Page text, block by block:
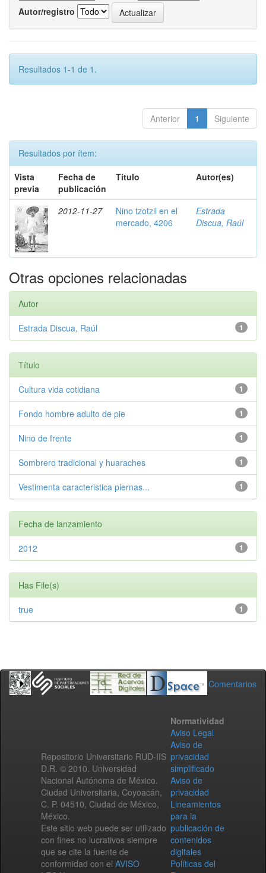
Autor/registro
Resultados 1-1 de 1.
Anterior 1 Siguiente
Resultados por ítem:
Vista
previa
Fecha de
publicación
Título Autor(es)
2012-11-27
Nino tzotzil en el
mercado, 4206
Estrada
Discua, Raúl
Otras opciones relacionadas
Autor
1
Estrada Discua, Raúl
Título
1
Cultura vida cotidiana
1
Fondo hombre adulto de pie
1
Nino de frente
1
Sombrero tradicional y huaraches
1
Vestimenta caracteristica piernas...
Fecha de lanzamiento
1
2012
Has File(s)
1
true
Comentarios
Repositorio Universitario RUD-IIS
D.R. © 2010. Universidad
Nacional Autónoma de México.
Ciudad Universitaria, Coyoacán,
C. P. 04510, Ciudad de México,
México.
Este sitio web puede ser utilizado
con fines no lucrativos siempre
que se cite la fuente de
conformidad con el AVISO
Normatividad
Aviso Legal
Aviso de
privacidad
simplificado
Aviso de
privacidad
Lineamientos
para la
publicación de
contenidos
digitales
Políticas del